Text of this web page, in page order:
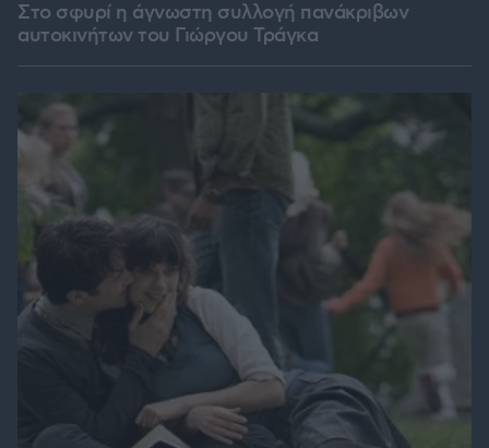
Στο σφυρί η άγνωστη συλλογή πανάκριβων
αυτοκινήτων του Γιώργου Τράγκα